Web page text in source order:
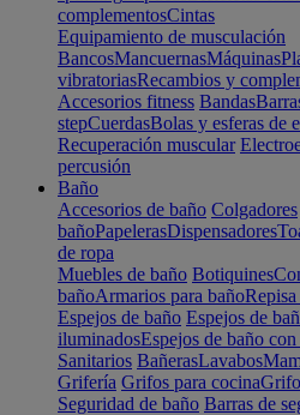
complementosCintas
Equipamiento de musculación
BancosMancuernasMáquinas
vibratoriasRecambios y
Accesorios fitness Bandas
stepCuerdasBolas y esferas de
Recuperación muscular
percusión
Baño
Accesorios de baño Colgadores
bañoPapelerasDispensadores
de ropa
Muebles de baño Botiquines
bañoArmarios para baño
Espejos de baño Espejos de
iluminadosEspejos de baño
Sanitarios BañerasLavabos
Grifería Grifos para cocina
Seguridad de baño Barras de